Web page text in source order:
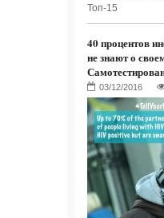
Топ-15
40 процентов
не знают о